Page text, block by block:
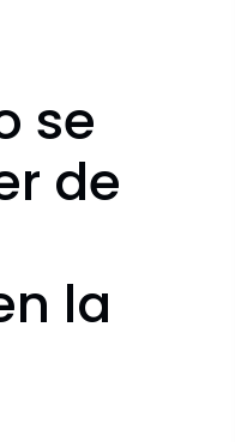
se
de
la